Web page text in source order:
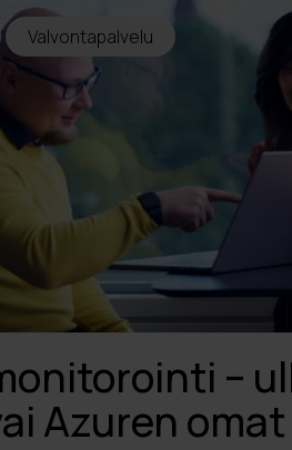
Valvontapalvelu
–
Azuren